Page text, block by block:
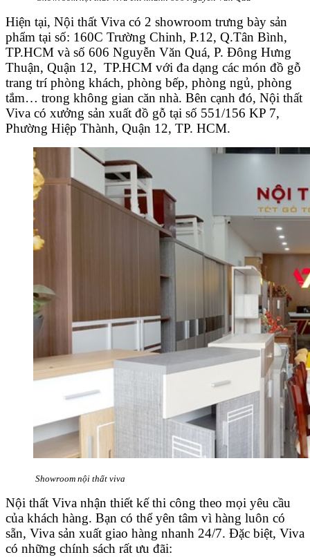
Hiện tại, Nội thất Viva có 2 showroom trưng bày sản
phẩm tại số: 160C Trường Chinh, P.12, Q.Tân Bình,
TP.HCM và số 606 Nguyễn Văn Quá, P. Đông Hưng
Thuận, Quận 12, TP.HCM với đa dạng các món đồ gỗ
trang trí phòng khách, phòng bếp, phòng ngủ, phòng
tắm… trong không gian căn nhà. Bên cạnh đó, Nội thất
Viva có xưởng sản xuất đồ gỗ tại số 551/156 KP 7,
Phường Hiệp Thành, Quận 12, TP. HCM.
Showroom nội thất viva
Nội thất Viva nhận thiết kế thi công theo mọi yêu cầu
của khách hàng. Bạn có thể yên tâm vì hàng luôn có
sẵn, Viva sản xuất giao hàng nhanh 24/7. Đặc biệt, Viva
có những chính sách rất ưu đãi: